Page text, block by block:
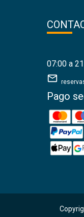
07:00 a
Pago